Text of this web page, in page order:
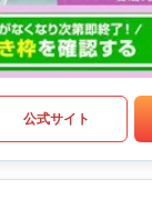
公式サイト